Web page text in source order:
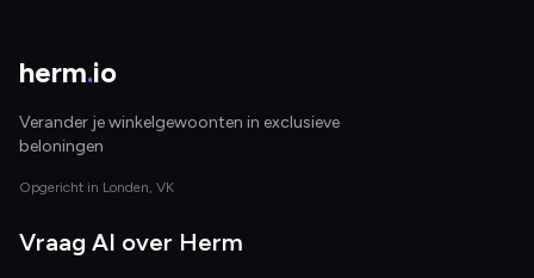
herm.io
Verander je winkelgewoonten in exclusieve
beloningen
Opgericht in Londen, VK
Vraag AI over Herm